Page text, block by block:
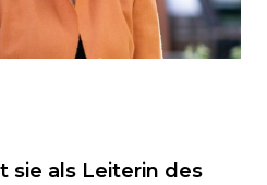
sie als Leiterin des